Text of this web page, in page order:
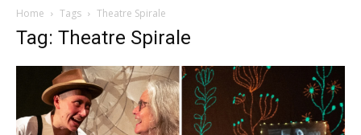
Home Tags Theatre Spirale
Tag: Theatre Spirale